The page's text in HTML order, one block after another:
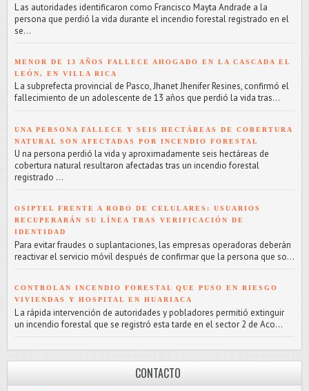
L as autoridades identificaron como Francisco Mayta Andrade a la
persona que perdió la vida durante el incendio forestal registrado en el
se...
MENOR DE 13 AÑOS FALLECE AHOGADO EN LA CASCADA EL
LEÓN, EN VILLA RICA
L a subprefecta provincial de Pasco, Jhanet Jhenifer Resines, confirmó el
fallecimiento de un adolescente de 13 años que perdió la vida tras...
UNA PERSONA FALLECE Y SEIS HECTÁREAS DE COBERTURA
NATURAL SON AFECTADAS POR INCENDIO FORESTAL
U na persona perdió la vida y aproximadamente seis hectáreas de
cobertura natural resultaron afectadas tras un incendio forestal
registrado ...
OSIPTEL FRENTE A ROBO DE CELULARES: USUARIOS
RECUPERARÁN SU LÍNEA TRAS VERIFICACIÓN DE
IDENTIDAD
Para evitar fraudes o suplantaciones, las empresas operadoras deberán
reactivar el servicio móvil después de confirmar que la persona que so...
CONTROLAN INCENDIO FORESTAL QUE PUSO EN RIESGO
VIVIENDAS Y HOSPITAL EN HUARIACA
L a rápida intervención de autoridades y pobladores permitió extinguir
un incendio forestal que se registró esta tarde en el sector 2 de Aco...
CONTACTO